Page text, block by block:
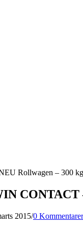
Rollwagen – 300
CONTACT
2015/0 Kommentarer